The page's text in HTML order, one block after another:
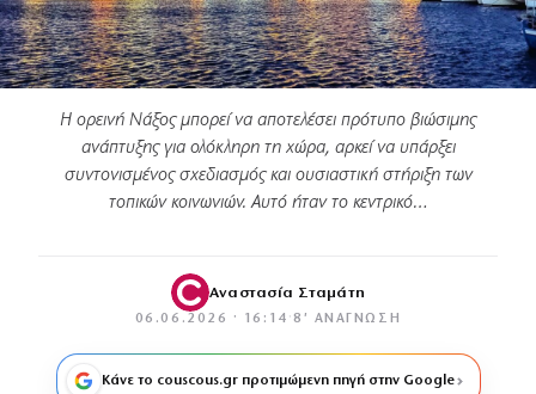
Η ορεινή Νάξος μπορεί να αποτελέσει πρότυπο βιώσιμης
ανάπτυξης για ολόκληρη τη χώρα, αρκεί να υπάρξει
συντονισμένος σχεδιασμός και ουσιαστική στήριξη των
τοπικών κοινωνιών. Αυτό ήταν το κεντρικό…
Αναστασία Σταμάτη
06.06.2026 · 16:14 ·8′ ΑΝΆΓΝΩΣΗ
Κάνε το couscous.gr προτιμώμενη πηγή στην Google